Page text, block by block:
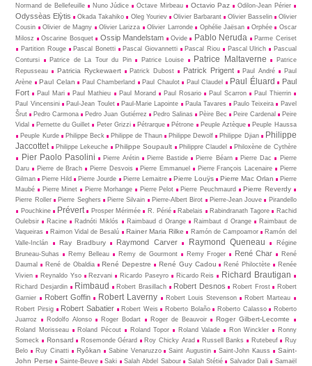
Normand de Bellefeuille
Nuno Júdice Octave Mirbeau Octavio Paz Odilon-Jean Périer
Odyssèas Elỳtis Okada Takahiko Oleg Youriev Olivier Barbarant Olivier Basselin
Olivier
Cousin
Olivier de Magny Olivier Larizza Olivier Larronde Ophélie Jaësan Orphée
Oscar
Milosz
Oscarine Bosquet Ossip Mandelstam Ovide Pablo Neruda
Parme Ceriset
Partition Rouge
Pascal Bonetti Pascal Giovannetti Pascal Riou Pascal Ulrich
Pascual
Contursi
Patrice de La Tour du Pin Patrice Louise Patrice Maltaverne
Patrice
Repusseau
Patricia Ryckewaert Patrick Dubost Patrick Prigent Paul André
Paul
Arène
Paul Celan Paul Chamberland Paul Chaulot Paul Claudel Paul Éluard
Paul
Fort
Paul Mari Paul Mathieu Paul Morand Paul Rosario Paul Scarron
Paul Thierrin
Paul Vincensini
Paul-Jean Toulet Paul-Marie Lapointe Paula Tavares Paulo Teixeira
Pavel
Šrut
Pedro Carmona Pedro Juan Gutiérrez Pedro Salinas Pèire Bec Peire Cardenal
Peire
Vidal
Pernette du Guillet Peter Grizzi Pétrarque Pétrone Peuple Aztèque
Peuple Haussa
Peuple Kurde
Philippe Beck Philippe de Thaun Philippe Dewolf Philippe Djian
Philippe
Jaccottet
Philippe Lekeuche Philippe Soupault Philippre Claudel Philoxène de Cythère
Pier Paolo Pasolini Pierre Arétin Pierre Bastide Pierre Béarn Pierre Dac
Pierre
Daru
Pierre de Brach Pierre Desvois Pierre Emmanuel Pierre François Lacenaire
Pierre
Gilman
Pierre Hild Pierre Jourde Pierre Lemaitre Pierre Louÿs Pierre Mac Orlan
Pierre
Maubé
Pierre Minet Pierre Morhange Pierre Pelot Pierre Peuchmaurd Pierre Reverdy
Pierre Roller Pierre Seghers Pierre Silvain Pierre-Albert Birot Pierre-Jean Jouve
Pirandello
Pouchkine
Prévert Prosper Mérimée R. Périé Rabelais Rabindranath Tagore
Rachid
Oulebsir
Racine Radnóti Miklós Raimbaud d Orange Raimbaut d Orange
Raimbaut de
Vaqueiras
Raimon Vidal de Besalú Rainer Maria Rilke Ramón de Campoamor
Ramón del
Valle-Inclán
Ray Bradbury Raymond Carver Raymond Queneau
Régine
Bruneau-Suhas
Remy Belleau Remy de Gourmont Remy Froger René Char
René
Daumal
René de Obaldia René Depestre René Guy Cadou René Philoctète
Renée
Vivien
Reynaldo Yso Rezvani Ricardo Paseyro Ricardo Reis Richard Brautigan
Richard Desjardin Rimbaud Robert Brasillach Robert Desnos Robert Frost
Robert
Garnier
Robert Goffin Robert Laverny Robert Louis Stevenson
Robert Marteau
Robert Pirsig
Robert Sabatier Robert Weis Roberto Bolaño Roberto Calasso
Roberto
Juarroz
Rodolfo Alonso Roger Bodart Roger de Beauvoir Roger Gilbert-Lecomte
Roland Morisseau Roland Pécout Roland Topor Roland Valade Ron Winckler
Ronny
Someck
Ronsard Rosemonde Gérard Roy Chicky Arad Russell Banks Rutebeuf
Ruy
Belo
Ruy Cinatti Ryôkan Sabine Venaruzzo Saint Augustin Saint-John Kauss
Saint-
John Perse
Sainte-Beuve Saki Salah Abdel Sabour Salah Stétié Salvador Dali
Samaël